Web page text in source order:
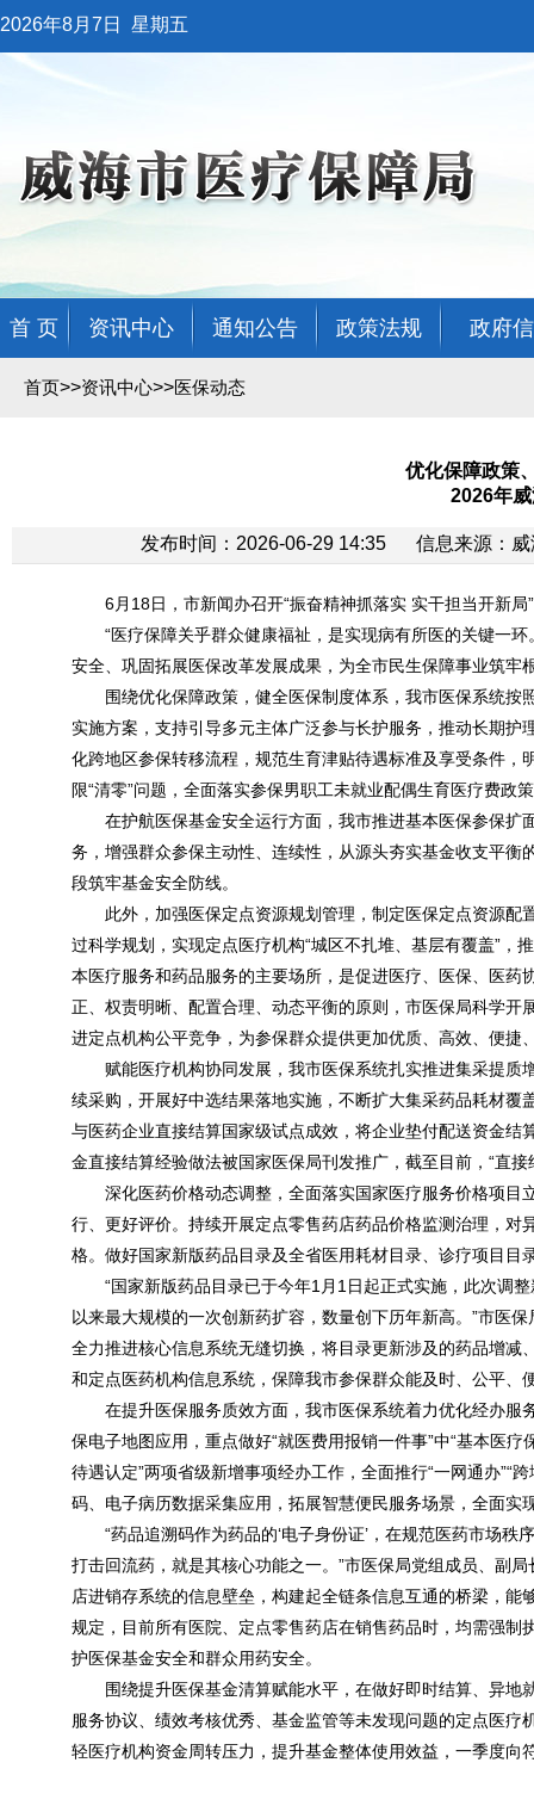
2026年8月7日 星期五
首 页 资讯中心 通知公告 政策法规 政府
首页>>资讯中心>>医保动态
优化保障政策
2026年
发布时间：2026-06-29 14:35 信息来源：
6月18日，市新闻办召开“振奋精神抓落实 实干担当开新
“医疗保障关乎群众健康福祉，是实现病有所医的关键一
安全、巩固拓展医保改革发展成果，为全市民生保障事业筑牢
围绕优化保障政策，健全医保制度体系，我市医保系统
实施方案，支持引导多元主体广泛参与长护服务，推动长期
化跨地区参保转移流程，规范生育津贴待遇标准及享受条件
限“清零”问题，全面落实参保男职工未就业配偶生育医疗费政
在护航医保基金安全运行方面，我市推进基本医保参保扩
务，增强群众参保主动性、连续性，从源头夯实基金收支平
段筑牢基金安全防线。
此外，加强医保定点资源规划管理，制定医保定点资源
过科学规划，实现定点医疗机构“城区不扎堆、基层有覆盖”，
本医疗服务和药品服务的主要场所，是促进医疗、医保、医
正、权责明晰、配置合理、动态平衡的原则，市医保局科学
进定点机构公平竞争，为参保群众提供更加优质、高效、便捷
赋能医疗机构协同发展，我市医保系统扎实推进集采提
续采购，开展好中选结果落地实施，不断扩大集采药品耗材覆
与医药企业直接结算国家级试点成效，将企业垫付配送资金结
金直接结算经验做法被国家医保局刊发推广，截至目前，“直
深化医药价格动态调整，全面落实国家医疗服务价格项
行、更好评价。持续开展定点零售药店药品价格监测治理，
格。做好国家新版药品目录及全省医用耗材目录、诊疗项目目
“国家新版药品目录已于今年1月1日起正式实施，此次调
以来最大规模的一次创新药扩容，数量创下历年新高。”市医
全力推进核心信息系统无缝切换，将目录更新涉及的药品增
和定点医药机构信息系统，保障我市参保群众能及时、公平、
在提升医保服务质效方面，我市医保系统着力优化经办
保电子地图应用，重点做好“就医费用报销一件事”中“基本医
待遇认定”两项省级新增事项经办工作，全面推行“一网通办”“
码、电子病历数据采集应用，拓展智慧便民服务场景，全面实
“药品追溯码作为药品的‘电子身份证’，在规范医药市场
打击回流药，就是其核心功能之一。”市医保局党组成员、副
店进销存系统的信息壁垒，构建起全链条信息互通的桥梁，
规定，目前所有医院、定点零售药店在销售药品时，均需强
护医保基金安全和群众用药安全。
围绕提升医保基金清算赋能水平，在做好即时结算、异
服务协议、绩效考核优秀、基金监管等未发现问题的定点医疗
轻医疗机构资金周转压力，提升基金整体使用效益，一季度